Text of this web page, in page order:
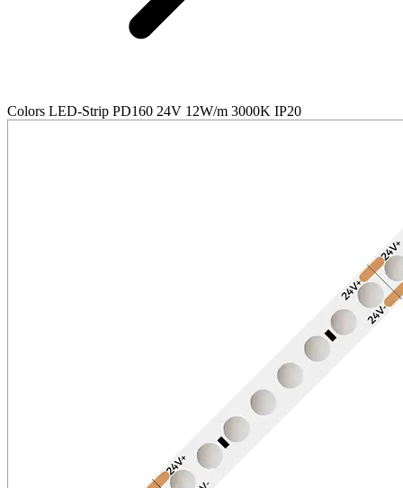
Colors LED-Strip PD160 24V 12W/m 3000K IP20